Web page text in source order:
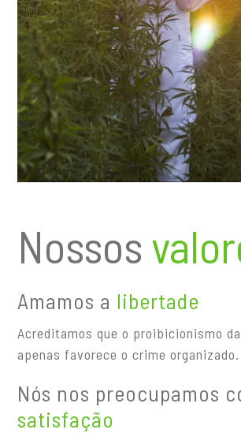
Nossos
Amamos a libertade
Acreditamos que o proibicionismo
apenas favorece o crime organizado.
Nós nos preocupamos
satisfação